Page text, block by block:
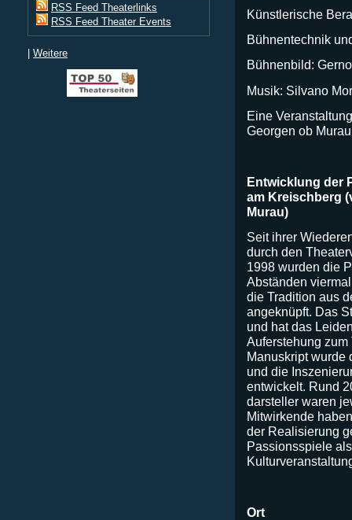
RSS Feed Theaterlinks
RSS Feed Theater Events
| Weitere
Künstlerische
Bühnentechnik
Bühnenbild:
Musik: Silvano
Eine
Georgen ob
Entwicklung der
am Kreischberg
Murau)
Seit ihrer
durch den
1998 wurden die
Abständen
die Tradition aus
angeknüpft. Das
und hat das
Auferstehung
Manuskript wurde
und die
entwickelt. Rund
darsteller waren
Mitwirkende
der Realisierung
Passionsspiele
Ort